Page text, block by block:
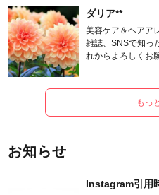
ダリア**
美容ケア＆ヘアア
雑誌、SNSで知っ
れからよろしくお
もっ
お知らせ
Instagram引用